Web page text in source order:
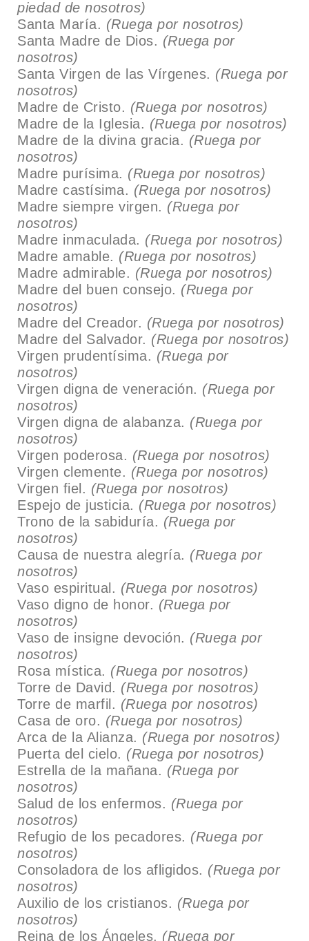
piedad de nosotros)
Santa María. (Ruega por nosotros)
Santa Madre de Dios. (Ruega por
nosotros)
Santa Virgen de las Vírgenes. (Ruega por
nosotros)
Madre de Cristo. (Ruega por nosotros)
Madre de la Iglesia. (Ruega por nosotros)
Madre de la divina gracia. (Ruega por
nosotros)
Madre purísima. (Ruega por nosotros)
Madre castísima. (Ruega por nosotros)
Madre siempre virgen. (Ruega por
nosotros)
Madre inmaculada. (Ruega por nosotros)
Madre amable. (Ruega por nosotros)
Madre admirable. (Ruega por nosotros)
Madre del buen consejo. (Ruega por
nosotros)
Madre del Creador. (Ruega por nosotros)
Madre del Salvador. (Ruega por nosotros)
Virgen prudentísima. (Ruega por
nosotros)
Virgen digna de veneración. (Ruega por
nosotros)
Virgen digna de alabanza. (Ruega por
nosotros)
Virgen poderosa. (Ruega por nosotros)
Virgen clemente. (Ruega por nosotros)
Virgen fiel. (Ruega por nosotros)
Espejo de justicia. (Ruega por nosotros)
Trono de la sabiduría. (Ruega por
nosotros)
Causa de nuestra alegría. (Ruega por
nosotros)
Vaso espiritual. (Ruega por nosotros)
Vaso digno de honor. (Ruega por
nosotros)
Vaso de insigne devoción. (Ruega por
nosotros)
Rosa mística. (Ruega por nosotros)
Torre de David. (Ruega por nosotros)
Torre de marfil. (Ruega por nosotros)
Casa de oro. (Ruega por nosotros)
Arca de la Alianza. (Ruega por nosotros)
Puerta del cielo. (Ruega por nosotros)
Estrella de la mañana. (Ruega por
nosotros)
Salud de los enfermos. (Ruega por
nosotros)
Refugio de los pecadores. (Ruega por
nosotros)
Consoladora de los afligidos. (Ruega por
nosotros)
Auxilio de los cristianos. (Ruega por
nosotros)
Reina de los Ángeles. (Ruega por